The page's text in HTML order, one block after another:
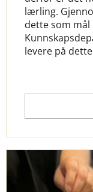
lærling.
dette som
levere på